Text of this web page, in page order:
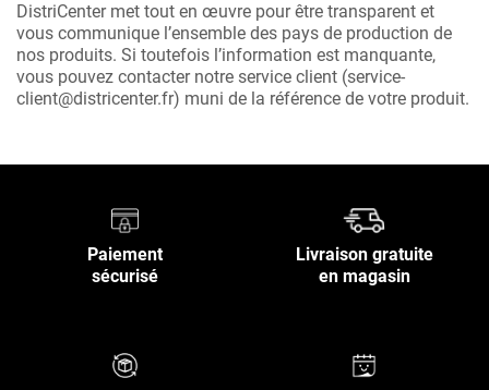
DistriCenter met tout en œuvre pour être transparent et
vous communique l’ensemble des pays de production de
nos produits. Si toutefois l’information est manquante,
vous pouvez contacter notre service client (service-
client@districenter.fr) muni de la référence de votre produit.
Paiement
sécurisé
Livraison gratuite
en magasin